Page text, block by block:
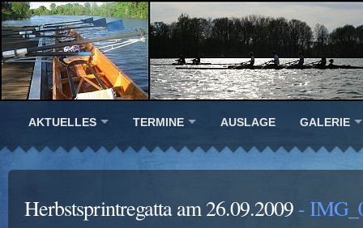
AKTUELLES TERMINE AUSLAGE GALERIE
Herbstsprintregatta am 26.09.2009 -